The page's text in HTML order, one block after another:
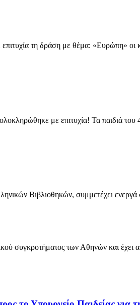
τη δράση με θέμα: «Ευρώπη» οι
με επιτυχία! Τα παιδιά του
Βιβλιοθηκών, συμμετέχει
συγκροτήματος των Αθηνών και έχει